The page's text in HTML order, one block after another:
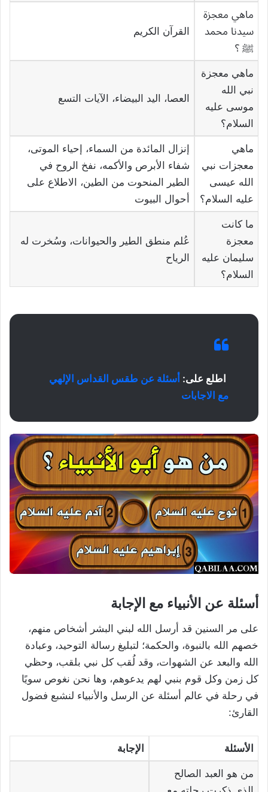
ماهي معجزة
سيدنا محمد
ﷺ ؟
القرآن الكريم
ماهي معجزة
نبي الله
موسى عليه
السلام؟
العصا، اليد البيضاء، الآيات التسع
ماهي
معجزات نبي
الله عيسى
عليه السلام؟
إنزال المائدة من السماء، إحياء الموتى،
شفاء الأبرص والأكمه، نفخ الروح في
الطير المنحوت من الطين، الاطلاع على
أحوال البيوت
ما كانت
معجزة
سليمان عليه
السلام؟
عُلم منطق الطير والحيوانات، وسُخرت له
الرياح
اطلع على: أسئلة عن طقس القداس الإلهي
مع الاجابات
أسئلة عن الأنبياء مع الإجابة
على مر السنين قد أرسل الله لبني البشر أشخاص منهم،
خصهم الله بالنبوة، والحكمة؛ لتبليغ رسالة التوحيد، وعبادة
الله والبعد عن الشهوات، وقد لُقب كل نبي بلقب، وحظي
كل زمن وكل قوم بنبي لهم يدعوهم، وها نحن نغوص سويًا
في رحلة في عالم أسئلة عن الرسل والأنبياء لنشبع فضول
القارئ:
الأسئلة الإجابة
من هو العبد الصالح